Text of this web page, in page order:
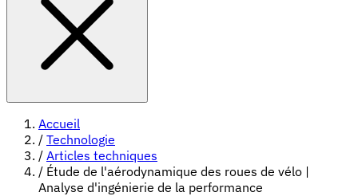
Accueil
/ Technologie
/ Articles techniques
/ Étude de l'aérodynamique des roues de vélo |
Analyse d'ingénierie de la performance